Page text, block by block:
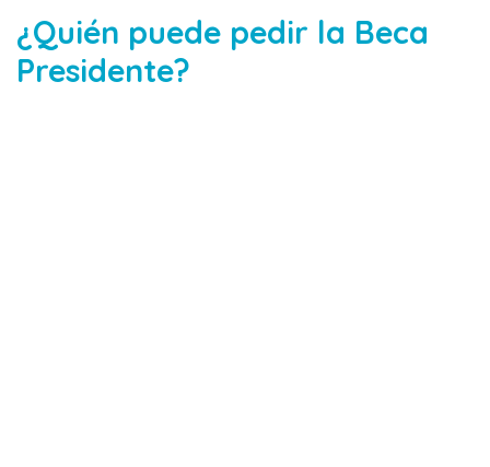
¿Quién puede pedir la Beca
Presidente?